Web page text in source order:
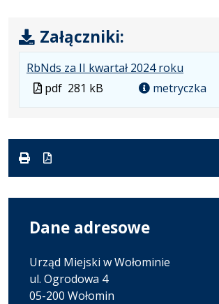
Załączniki:
RbNds za II kwartał 2024 roku
Plik
Rozmiar
Otwiera
Plik
pdf 281 kB metryczka
Dane adresowe
Urząd Miejski w Wołominie
ul. Ogrodowa 4
05-200 Wołomin